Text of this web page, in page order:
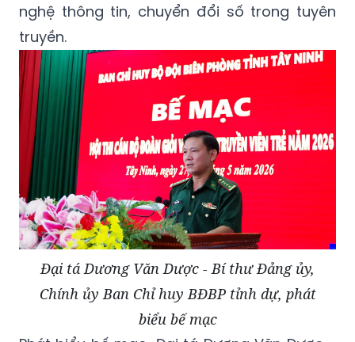
nghệ thông tin, chuyển đổi số trong tuyên
truyền.
Đại tá Dương Văn Dược - Bí thư Đảng ủy,
Chính ủy Ban Chỉ huy BĐBP tỉnh dự, phát
biểu bế mạc